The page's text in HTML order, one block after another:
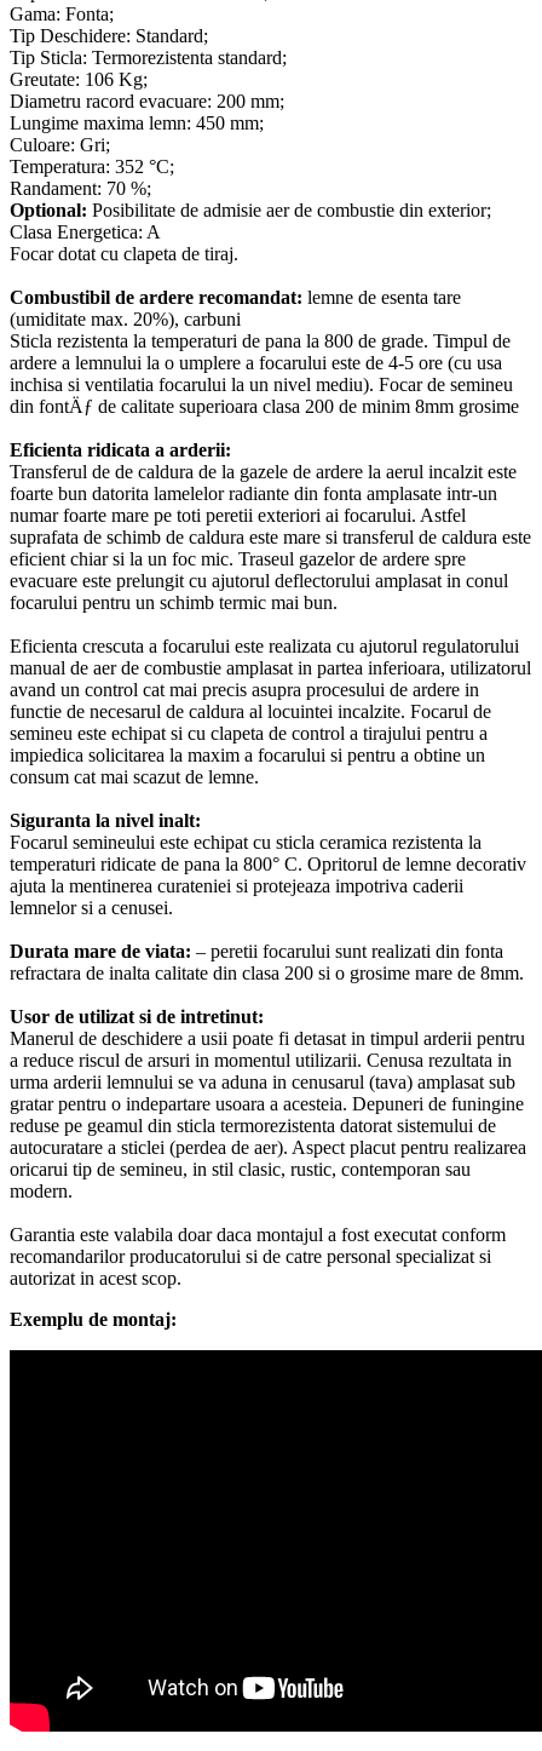
Gama: Fonta;
Tip Deschidere: Standard;
Tip Sticla: Termorezistenta standard;
Greutate: 106 Kg;
Diametru racord evacuare: 200 mm;
Lungime maxima lemn: 450 mm;
Culoare: Gri;
Temperatura: 352 °C;
Randament: 70 %;
Optional: Posibilitate de admisie aer de combustie din exterior;
Clasa Energetica: A
Focar dotat cu clapeta de tiraj.
Combustibil de ardere recomandat: lemne de esenta tare
(umiditate max. 20%), carbuni
Sticla rezistenta la temperaturi de pana la 800 de grade. Timpul de
ardere a lemnului la o umplere a focarului este de 4-5 ore (cu usa
inchisa si ventilatia focarului la un nivel mediu). Focar de semineu
din fontÄƒ de calitate superioara clasa 200 de minim 8mm grosime
Eficienta ridicata a arderii:
Transferul de de caldura de la gazele de ardere la aerul incalzit este
foarte bun datorita lamelelor radiante din fonta amplasate intr-un
numar foarte mare pe toti peretii exteriori ai focarului. Astfel
suprafata de schimb de caldura este mare si transferul de caldura este
eficient chiar si la un foc mic. Traseul gazelor de ardere spre
evacuare este prelungit cu ajutorul deflectorului amplasat in conul
focarului pentru un schimb termic mai bun.
Eficienta crescuta a focarului este realizata cu ajutorul regulatorului
manual de aer de combustie amplasat in partea inferioara, utilizatorul
avand un control cat mai precis asupra procesului de ardere in
functie de necesarul de caldura al locuintei incalzite. Focarul de
semineu este echipat si cu clapeta de control a tirajului pentru a
impiedica solicitarea la maxim a focarului si pentru a obtine un
consum cat mai scazut de lemne.
Siguranta la nivel inalt:
Focarul semineului este echipat cu sticla ceramica rezistenta la
temperaturi ridicate de pana la 800° C. Opritorul de lemne decorativ
ajuta la mentinerea curateniei si protejeaza impotriva caderii
lemnelor si a cenusei.
Durata mare de viata: – peretii focarului sunt realizati din fonta
refractara de inalta calitate din clasa 200 si o grosime mare de 8mm.
Usor de utilizat si de intretinut:
Manerul de deschidere a usii poate fi detasat in timpul arderii pentru
a reduce riscul de arsuri in momentul utilizarii. Cenusa rezultata in
urma arderii lemnului se va aduna in cenusarul (tava) amplasat sub
gratar pentru o indepartare usoara a acesteia. Depuneri de funingine
reduse pe geamul din sticla termorezistenta datorat sistemului de
autocuratare a sticlei (perdea de aer). Aspect placut pentru realizarea
oricarui tip de semineu, in stil clasic, rustic, contemporan sau
modern.
Garantia este valabila doar daca montajul a fost executat conform
recomandarilor producatorului si de catre personal specializat si
autorizat in acest scop.
Exemplu de montaj: